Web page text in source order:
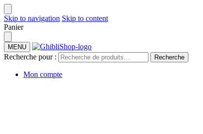
Skip to navigation Skip to content
Panier
MENU
Recherche pour : Recherche
Mon compte